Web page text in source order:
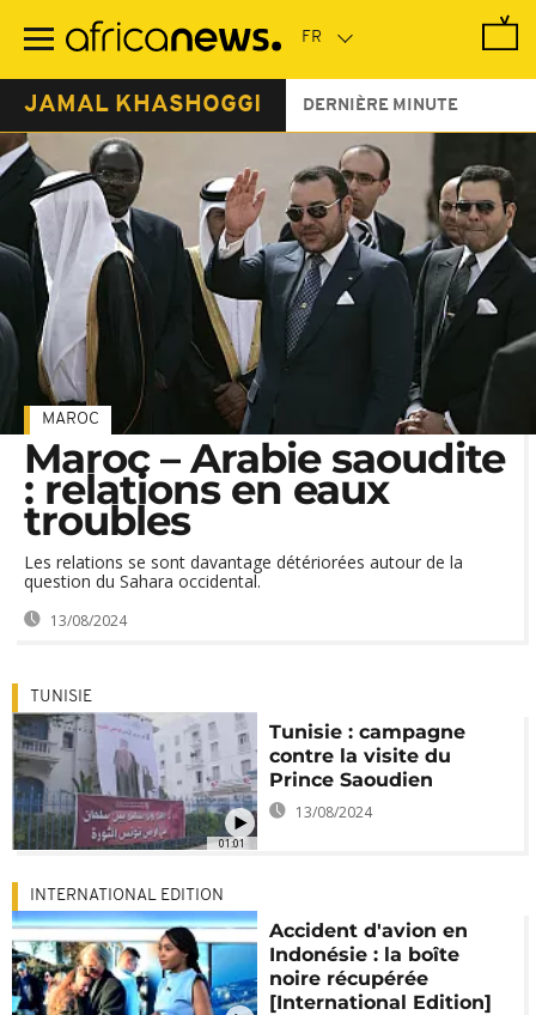
contenu
JAMAL KHASHOGGI DERNIÈRE MINUTE
MAROC
Maroc – Arabie saoudite
: relations en eaux
troubles
Les relations se sont davantage détériorées autour de la
question du Sahara occidental.
13/08/2024
01:01
TUNISIE
Tunisie : campagne
contre la visite du
Prince Saoudien
13/08/2024
INTERNATIONAL EDITION
Accident d'avion en
Indonésie : la boîte
noire récupérée
[International Edition]